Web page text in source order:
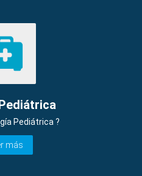
Pediátrica ?
más